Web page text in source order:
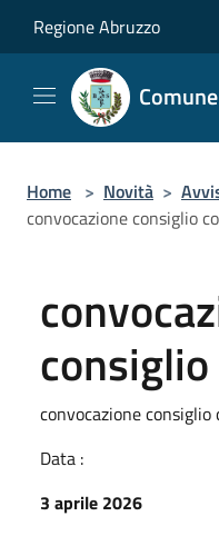
Regione Abruzzo
Home > Novità >
convocazione consiglio
convocazione consiglio
Data :
3 aprile 2026